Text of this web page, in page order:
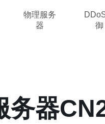
物理服务
器
御
务器